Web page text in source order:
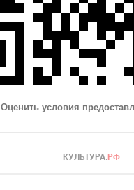
Оценить условия